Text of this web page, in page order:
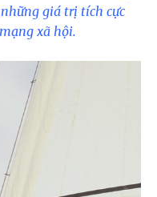
giá trị tích cực
xã hội.